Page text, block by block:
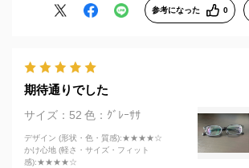
参考になった 0
期待通りでした
サイズ：52 色：ｸﾞﾚｰｻｻ
デザイン (形状・色・質感):★★★★☆
かけ心地 (軽さ・サイズ・フィット
感):★★★★☆